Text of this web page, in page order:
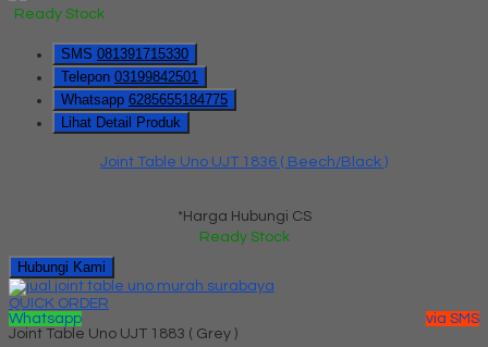
Ready Stock
SMS 081391715330
Telepon 03199842501
Whatsapp 6285655184775
Lihat Detail Produk
Joint Table Uno UJT 1836 ( Beech/Black )
*Harga Hubungi CS
Ready Stock
Hubungi Kami
QUICK ORDER
Whatsapp
via SMS
Joint Table Uno UJT 1883 ( Grey )